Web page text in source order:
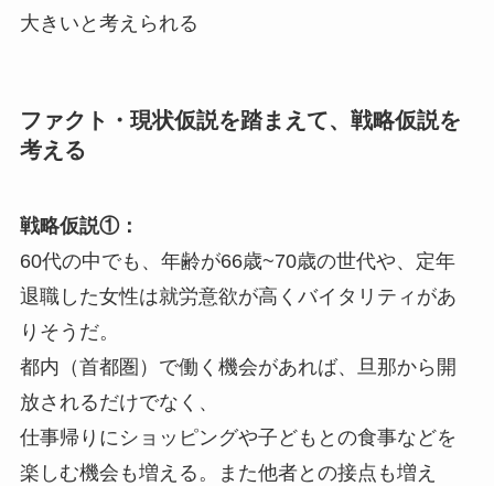
大きいと考えられる
ファクト・現状仮説を踏まえて、戦略仮説を
考える
戦略仮説①：
60代の中でも、年齢が66歳~70歳の世代や、定年
退職した女性は就労意欲が高くバイタリティがあ
りそうだ。
都内（首都圏）で働く機会があれば、旦那から開
放されるだけでなく、
仕事帰りにショッピングや子どもとの食事などを
楽しむ機会も増える。また他者との接点も増え